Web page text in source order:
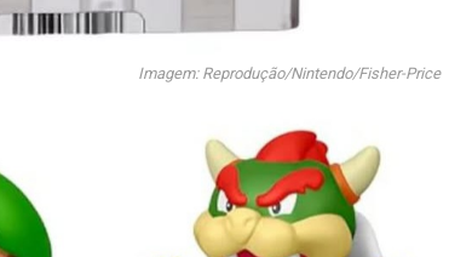
Imagem: Reprodução/Nintendo/Fisher-Price